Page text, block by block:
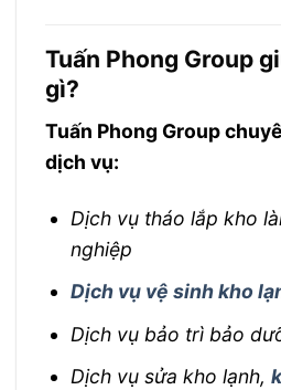
Tuấn Phong Group
gì?
Tuấn Phong Group
dịch vụ:
Dịch vụ tháo lắp kho
nghiệp
Dịch vụ vệ sinh kho
Dịch vụ bảo trì bảo
Dịch vụ sửa kho lạnh,